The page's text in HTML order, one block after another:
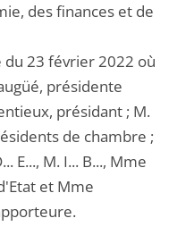
des finances et de
du 23 février 2022 où
présidente
présidant ; M.
de chambre ;
E..., M. I... B..., Mme
et Mme